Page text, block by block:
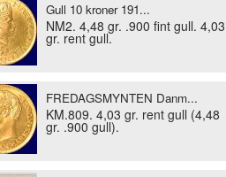
Gull 10 kroner 191...
NM2. 4,48 gr. .900 fint gull. 4,03
gr. rent gull.
FREDAGSMYNTEN Danm...
KM.809. 4,03 gr. rent gull (4,48
gr. .900 gull).